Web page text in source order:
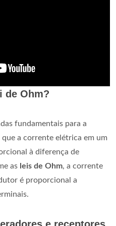
de Ohm?
fundamentais para a
a corrente elétrica em um
à diferença de
as leis de Ohm, a corrente
é proporcional a